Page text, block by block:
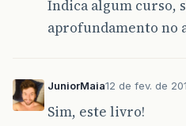
Indica algum curso,
aprofundamento no
JuniorMaia12 de fev. de
Sim, este livro!